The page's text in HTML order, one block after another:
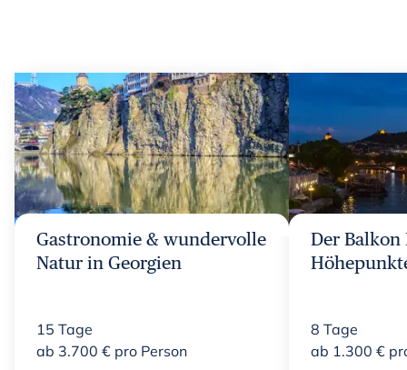
Gastronomie & wundervolle
Natur in Georgien
15 Tage
ab 3.700 € pro Person
Der Balkon
8 Tage
ab 1.300 €